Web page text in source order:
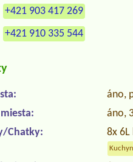
+421 903 417 269
+421 910 335 544
áno,
áno,
Chatky:
8x 6L